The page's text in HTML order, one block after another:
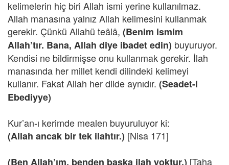
kelimelerin hiç biri Allah ismi yerine kullanılmaz.
Allah manasına yalnız Allah kelimesini kullanmak
gerekir. Çünkü Allahü teâlâ, (Benim ismim
Allah’tır. Bana, Allah diye ibadet edin) buyuruyor.
Kendisi ne bildirmişse onu kullanmak gerekir. İlah
manasında her millet kendi dilindeki kelimeyi
kullanır. Fakat Allah her dilde aynıdır. (Seadet-i
Ebediyye)
Kur’an-ı kerimde mealen buyuruluyor ki:
(Allah ancak bir tek ilahtır.) [Nisa 171]
(Ben Allah’ım, benden başka ilah yoktur.) [Taha